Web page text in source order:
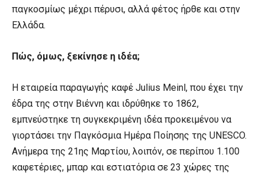
παγκοσμίως μέχρι πέρυσι, αλλά φέτος ήρθε και στην
Ελλάδα.
Πώς, όμως, ξεκίνησε η ιδέα;
Η εταιρεία παραγωγής καφέ Julius Meinl, που έχει την
έδρα της στην Βιέννη και ιδρύθηκε το 1862,
εμπνεύστηκε τη συγκεκριμένη ιδέα προκειμένου να
γιορτάσει την Παγκόσμια Ημέρα Ποίησης της UNESCO.
Ανήμερα της 21ης Μαρτίου, λοιπόν, σε περίπου 1.100
καφετέριες, μπαρ και εστιατόρια σε 23 χώρες της